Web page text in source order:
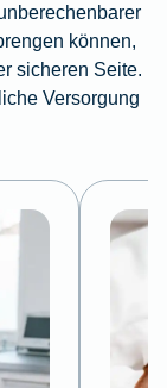
können,
sicheren Seite.
Versorgung